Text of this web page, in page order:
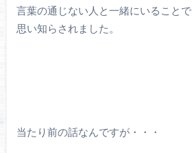
言葉の通じない人と一緒にいることで
思い知らされました。
当たり前の話なんですが・・・